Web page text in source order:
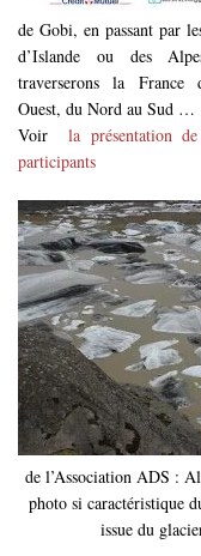
de Gobi, en passant par
d’Islande ou des
traverserons la France
Ouest, du Nord au Sud …
Voirla présentation
participants
de l’Association ADS :
photo si caractéristique
issue du